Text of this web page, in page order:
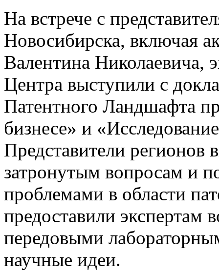
На встрече с
Новосибирска, включая
Валентина Николаевича,
Центра выступили с
Патентного Ландшафта
бизнесе» и
Представители регионов
затронутым вопросам и
проблемами в области
предоставили экспертам
передовыми
научные идеи.